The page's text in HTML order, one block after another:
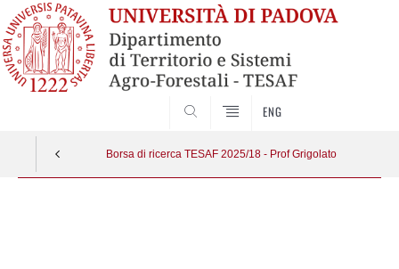
ENG
Borsa di ricerca TESAF 2025/18 - Prof Grigolato